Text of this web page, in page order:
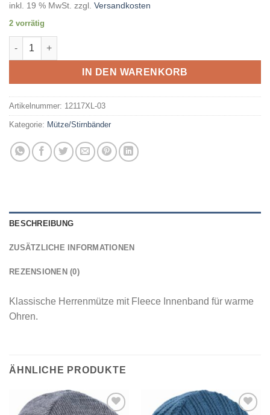
inkl. 19 % MwSt. zzgl. Versandkosten
2 vorrätig
EISGLUT - Beng XL MARINE Menge
IN DEN WARENKORB
Artikelnummer: 12117XL-03
Kategorie: Mütze/Stirnbänder
BESCHREIBUNG
ZUSÄTZLICHE INFORMATIONEN
REZENSIONEN (0)
Klassische Herrenmütze mit Fleece Innenband für warme
Ohren.
ÄHNLICHE PRODUKTE